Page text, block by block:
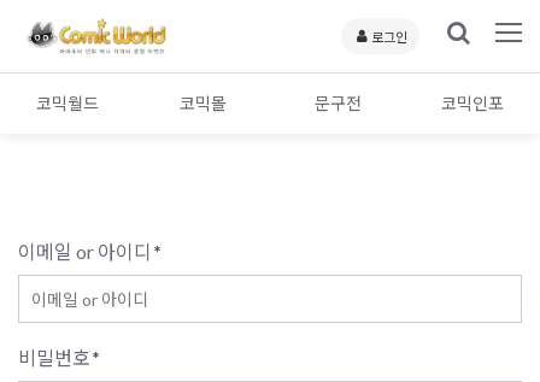
로그인
코믹월드 코믹몰 문구전 코믹인포
이메일 or 아이디 *
비밀번호*